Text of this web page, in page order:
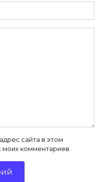
сайта в этом
моих комментариев.